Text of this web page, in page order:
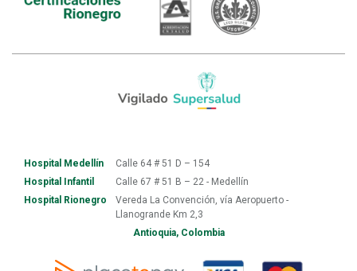
Hospital Medellín
Calle 64 # 51 D – 154
Hospital Infantil
Calle 67 # 51 B – 22 - Medellín
Hospital Rionegro
Vereda La Convención, vía Aeropuerto -
Llanogrande Km 2,3
Antioquia, Colombia